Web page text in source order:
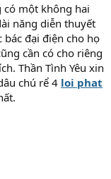
một không hai
năng diễn thuyết
bác đại điện cho họ
cần có cho riêng
Thần Tình Yêu xin
chú rể 4 loi phat